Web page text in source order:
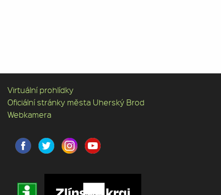
Virtuální prohlídky
Oficiální stránky města Uherský Brod
Webkamera